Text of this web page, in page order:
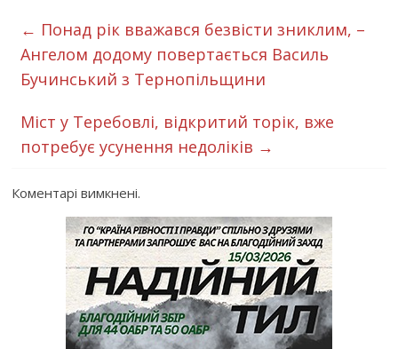
← Понад рік вважався безвісти зниклим, –
Ангелом додому повертається Василь
Бучинський з Тернопільщини
Міст у Теребовлі, відкритий торік, вже
потребує усунення недоліків →
Коментарі вимкнені.